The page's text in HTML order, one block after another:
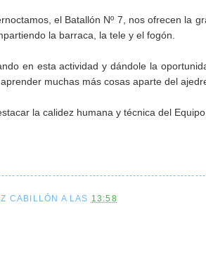
el Batallón Nº 7, nos ofrecen la
la barraca, la tele y el fogón.
en esta actividad y dándole la
muchas más cosas aparte del
la calidez humana y técnica del
CABILLÓN A LAS 13:58